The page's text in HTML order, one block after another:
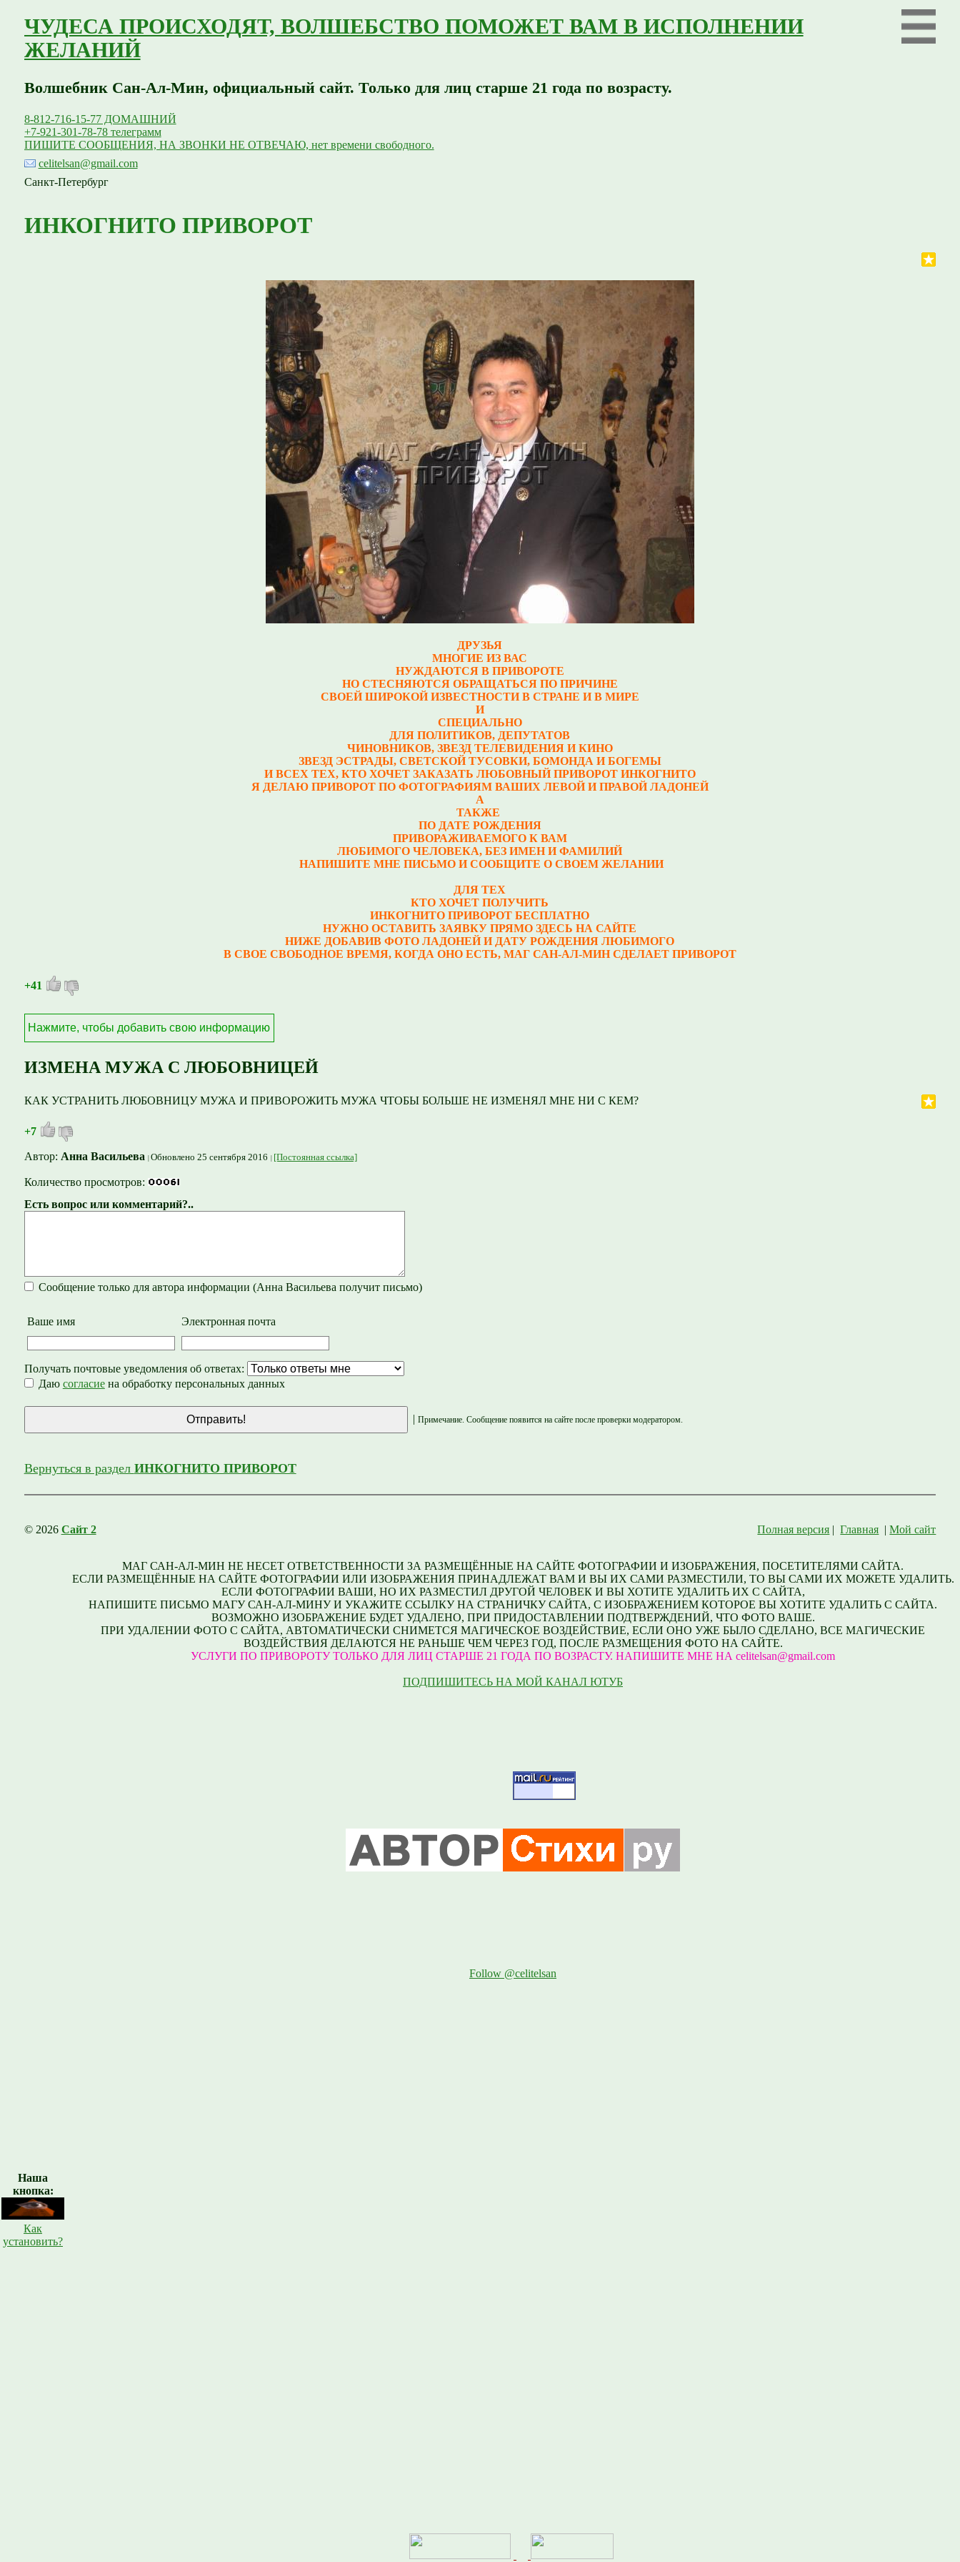
ЧУДЕСА ПРОИСХОДЯТ, ВОЛШЕБСТВО ПОМОЖЕТ ВАМ В ИСПОЛНЕНИИ
ЖЕЛАНИЙ
Волшебник Сан-Ал-Мин, официальный сайт. Только для лиц старше 21 года по возрасту.
8-812-716-15-77 ДОМАШНИЙ
+7-921-301-78-78 телеграмм
ПИШИТЕ СООБЩЕНИЯ, НА ЗВОНКИ НЕ ОТВЕЧАЮ, нет времени свободного.
celitelsan@gmail.com
Санкт-Петербург
ИНКОГНИТО ПРИВОРОТ
ДРУЗЬЯ
МНОГИЕ ИЗ ВАС
НУЖДАЮТСЯ В ПРИВОРОТЕ
НО СТЕСНЯЮТСЯ ОБРАЩАТЬСЯ ПО ПРИЧИНЕ
СВОЕЙ ШИРОКОЙ ИЗВЕСТНОСТИ В СТРАНЕ И В МИРЕ
И
СПЕЦИАЛЬНО
ДЛЯ ПОЛИТИКОВ, ДЕПУТАТОВ
ЧИНОВНИКОВ, ЗВЕЗД ТЕЛЕВИДЕНИЯ И КИНО
ЗВЕЗД ЭСТРАДЫ, СВЕТСКОЙ ТУСОВКИ, БОМОНДА И БОГЕМЫ
И ВСЕХ ТЕХ, КТО ХОЧЕТ ЗАКАЗАТЬ ЛЮБОВНЫЙ ПРИВОРОТ ИНКОГНИТО
Я ДЕЛАЮ ПРИВОРОТ ПО ФОТОГРАФИЯМ ВАШИХ ЛЕВОЙ И ПРАВОЙ ЛАДОНЕЙ
А
ТАКЖЕ
ПО ДАТЕ РОЖДЕНИЯ
ПРИВОРАЖИВАЕМОГО К ВАМ
ЛЮБИМОГО ЧЕЛОВЕКА, БЕЗ ИМЕН И ФАМИЛИЙ
НАПИШИТЕ МНЕ ПИСЬМО И СООБЩИТЕ О СВОЕМ ЖЕЛАНИИ
ДЛЯ ТЕХ
КТО ХОЧЕТ ПОЛУЧИТЬ
ИНКОГНИТО ПРИВОРОТ БЕСПЛАТНО
НУЖНО ОСТАВИТЬ ЗАЯВКУ ПРЯМО ЗДЕСЬ НА САЙТЕ
НИЖЕ ДОБАВИВ ФОТО ЛАДОНЕЙ И ДАТУ РОЖДЕНИЯ ЛЮБИМОГО
В СВОЕ СВОБОДНОЕ ВРЕМЯ, КОГДА ОНО ЕСТЬ, МАГ САН-АЛ-МИН СДЕЛАЕТ ПРИВОРОТ
+41
Нажмите, чтобы добавить свою информацию
ИЗМЕНА МУЖА С ЛЮБОВНИЦЕЙ
КАК УСТРАНИТЬ ЛЮБОВНИЦУ МУЖА И ПРИВОРОЖИТЬ МУЖА ЧТОБЫ БОЛЬШЕ НЕ ИЗМЕНЯЛ МНЕ НИ С КЕМ?
+7
Автор: Анна Васильева Обновлено 25 сентября 2016 [Постоянная ссылка]
Количество просмотров:
Есть вопрос или комментарий?..
Сообщение только для автора информации (Анна Васильева получит письмо)
Ваше имя Электронная почта
Получать почтовые уведомления об ответах:
Даю согласиена обработку персональных данных
|Примечание. Сообщение появится на сайте после проверки модератором.
Вернуться в раздел ИНКОГНИТО ПРИВОРОТ
© 2026 Сайт 2 Полная версия |Главная |Мой сайт
Наша
кнопка:
Как
установить?
МАГ САН-АЛ-МИН НЕ НЕСЕТ ОТВЕТСТВЕННОСТИ ЗА РАЗМЕЩЁННЫЕ НА САЙТЕ ФОТОГРАФИИ И ИЗОБРАЖЕНИЯ, ПОСЕТИТЕЛЯМИ САЙТА.
ЕСЛИ РАЗМЕЩЁННЫЕ НА САЙТЕ ФОТОГРАФИИ ИЛИ ИЗОБРАЖЕНИЯ ПРИНАДЛЕЖАТ ВАМ И ВЫ ИХ САМИ РАЗМЕСТИЛИ, ТО ВЫ САМИ ИХ МОЖЕТЕ УДАЛИТЬ.
ЕСЛИ ФОТОГРАФИИ ВАШИ, НО ИХ РАЗМЕСТИЛ ДРУГОЙ ЧЕЛОВЕК И ВЫ ХОТИТЕ УДАЛИТЬ ИХ С САЙТА,
НАПИШИТЕ ПИСЬМО МАГУ САН-АЛ-МИНУ И УКАЖИТЕ ССЫЛКУ НА СТРАНИЧКУ САЙТА, С ИЗОБРАЖЕНИЕМ КОТОРОЕ ВЫ ХОТИТЕ УДАЛИТЬ С САЙТА.
ВОЗМОЖНО ИЗОБРАЖЕНИЕ БУДЕТ УДАЛЕНО, ПРИ ПРИДОСТАВЛЕНИИ ПОДТВЕРЖДЕНИЙ, ЧТО ФОТО ВАШЕ.
ПРИ УДАЛЕНИИ ФОТО С САЙТА, АВТОМАТИЧЕСКИ СНИМЕТСЯ МАГИЧЕСКОЕ ВОЗДЕЙСТВИЕ, ЕСЛИ ОНО УЖЕ БЫЛО СДЕЛАНО, ВСЕ МАГИЧЕСКИЕ
ВОЗДЕЙСТВИЯ ДЕЛАЮТСЯ НЕ РАНЬШЕ ЧЕМ ЧЕРЕЗ ГОД, ПОСЛЕ РАЗМЕЩЕНИЯ ФОТО НА САЙТЕ.
УСЛУГИ ПО ПРИВОРОТУ ТОЛЬКО ДЛЯ ЛИЦ СТАРШЕ 21 ГОДА ПО ВОЗРАСТУ. НАПИШИТЕ МНЕ НА celitelsan@gmail.com
ПОДПИШИТЕСЬ НА МОЙ КАНАЛ ЮТУБ
Follow @celitelsan